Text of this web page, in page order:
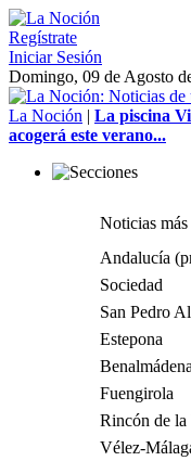
Regístrate
Iniciar Sesión
Domingo, 09 de Agosto
La Noción | La piscina
acogerá este verano...
Noticias más
Andalucía
Sociedad
San Pedro
Estepona
Benalmádena
Fuengirola
Rincón de
Vélez-